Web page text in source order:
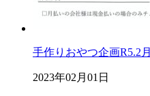
手作りおやつ企画R5.2月
2023年02月01日